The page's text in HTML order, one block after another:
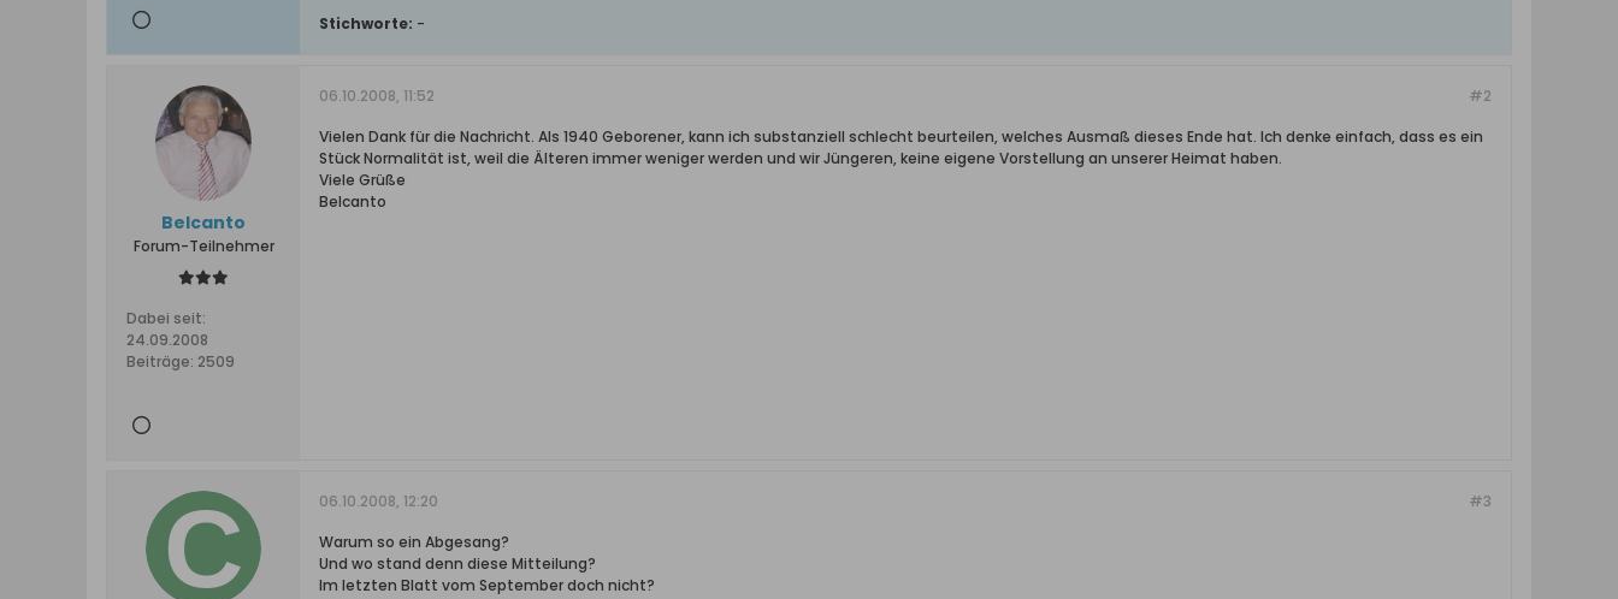
Stichworte: -
Belcanto
Forum-Teilnehmer
Dabei seit:
24.09.2008
Beiträge: 2509
#2
06.10.2008, 11:52
Vielen Dank für die Nachricht. Als 1940 Geborener, kann ich substanziell schlecht beurteilen, welches Ausmaß dieses Ende hat. Ich denke einfach, dass es ein
Stück Normalität ist, weil die Älteren immer weniger werden und wir Jüngeren, keine eigene Vorstellung an unserer Heimat haben.
Viele Grüße
Belcanto
#3
06.10.2008, 12:20
Warum so ein Abgesang?
Und wo stand denn diese Mitteilung?
Im letzten Blatt vom September doch nicht?